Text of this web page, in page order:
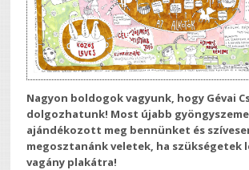
Nagyon boldogok vagyunk, hogy Gévai
dolgozhatunk! Most újabb
ajándékozott meg bennünket és
megosztanánk veletek, ha szükségetek
vagány plakátra!